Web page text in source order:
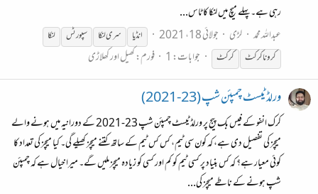
رہی ہے۔ پہلے میچ میں لنکا کا ٹاس...
عبداللہ محمد لڑی جولائی 18، 2021 انڈیا سری لنکا سپورٹس
لنکا
کروناکرکٹ کرکٹ جوابات: 1 فورم:کھیل اور کھلاڑی
ورلڈ ٹیسٹ چمپئن شپ (23-2021)
کرک انفو کے فیس بک پیج پر ورلڈ ٹیسٹ چمپئن شپ 23-2021 کے دورانیہ میں ہونے والے
میچز کی تفصیل دی ہے، کہ کون سی ٹیم، کس کس ٹیم کے ساتھ کتنے میچز کھیلے گی۔ کیا میچز کی تعداد کا
کوئی معیار ہے؟ کہ کس بنیاد پر کسی ٹیم کو کم اور کسی کو زیادہ میچز ملیں گے۔ میرا خیال ہے کہ چمپئن
شپ ہونے کے ناطے میچز کی...